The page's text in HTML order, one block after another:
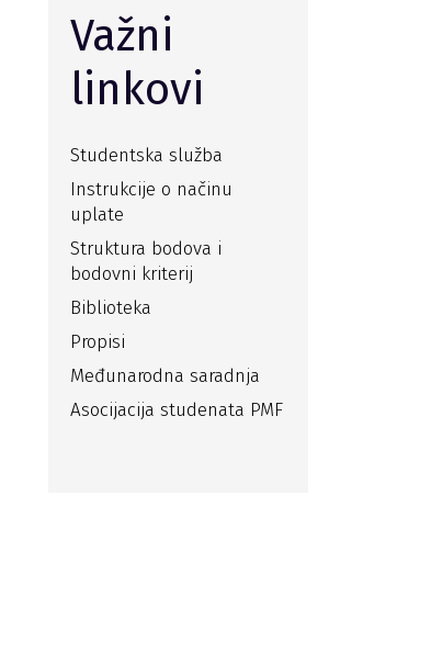
Važni
linkovi
Studentska služba
Instrukcije o načinu
uplate
Struktura bodova i
bodovni kriterij
Biblioteka
Propisi
Međunarodna saradnja
Asocijacija studenata PMF